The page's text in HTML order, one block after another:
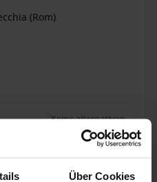
Über Cookies
(Rom)
Keine alternativen
p. P. 1.764 €p. P.